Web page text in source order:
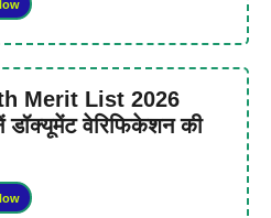
Merit List 2026
वेरिफिकेशन की